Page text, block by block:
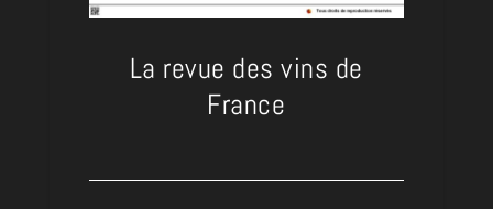
La revue des vins de
France